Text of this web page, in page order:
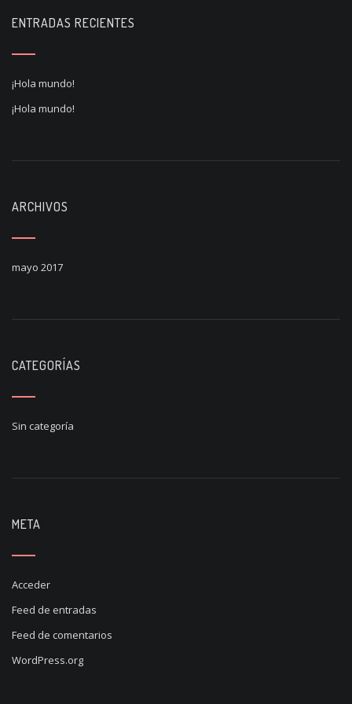
i
g
a
t
o
ENTRADAS RECIENTES
¡Hola mundo!
¡Hola mundo!
ARCHIVOS
mayo 2017
CATEGORÍAS
Sin categoría
META
Acceder
Feed de entradas
Feed de comentarios
WordPress.org